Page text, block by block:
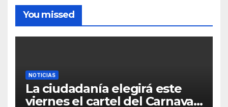
You missed
NOTICIAS
La ciudadanía elegirá este
viernes el cartel del Carnaval